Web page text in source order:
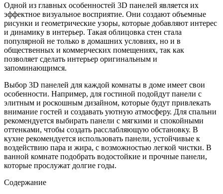
Одной из главных особенностей 3D панелей является их
эффектное визуальное восприятие. Они создают объемные
рисунки и геометрические узоры, которые добавляют интерес
и динамику в интерьер. Такая облицовка стен стала
популярной не только в домашних условиях, но и в
общественных и коммерческих помещениях, так как
позволяет сделать интерьер оригинальным и
запоминающимся.
Выбор 3D панелей для каждой комнаты в доме имеет свои
особенности. Например, для гостиной подойдут панели с
элитным и роскошным дизайном, которые будут привлекать
внимание гостей и создавать уютную атмосферу. Для спальни
рекомендуется выбирать панели с мягкими и спокойными
оттенками, чтобы создать расслабляющую обстановку. В
кухне рекомендуется использовать панели, устойчивые к
воздействию пара и жира, с возможностью легкой чистки. В
ванной комнате подобрать водостойкие и прочные панели,
которые прослужат долгие годы.
Содержание